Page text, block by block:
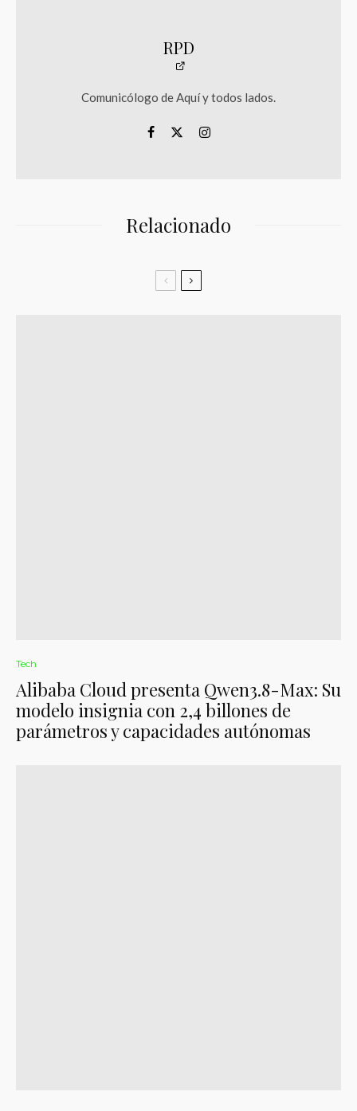
RPD
Comunicólogo de Aquí y todos lados.
Relacionado
Tech
Alibaba Cloud presenta Qwen3.8-Max: Su
modelo insignia con 2,4 billones de
parámetros y capacidades autónomas